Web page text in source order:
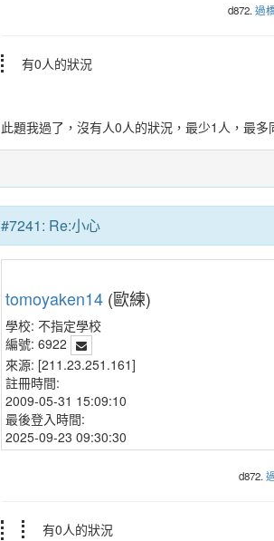
d872. 過
有0人的狀況
此題我過了，沒有人0人的狀況，最少1人，最
#7241: Re:小心
tomoyaken14 (歐練)
學校: 不指定學校
編號: 6922
來源: [211.23.251.161]
註冊時間:
2009-05-31 15:09:10
最後登入時間:
2025-09-23 09:30:30
d872.
有0人的狀況